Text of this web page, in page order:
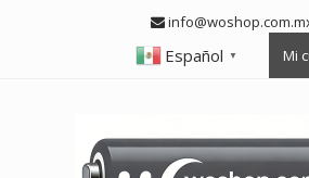
Español ▼ Mi